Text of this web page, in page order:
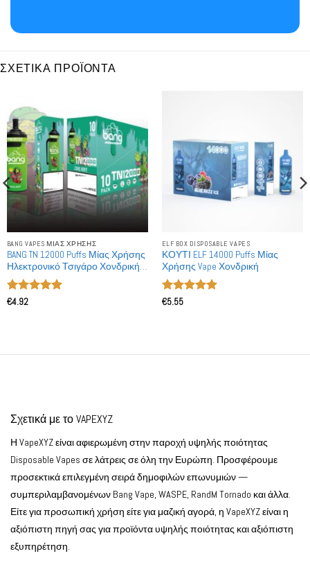
ΣΧΕΤΙΚΆ ΠΡΟΪΌΝΤΑ
BANG VAPES ΜΙΑΣ ΧΡΉΣΗΣ
BANG TN 12000 Puffs Μίας Χρήσης
Ηλεκτρονικό Τσιγάρο Χονδρική
Πώληση
Βαθμολογήθηκε
€4.92
ELF BOX DISPOSABLE VAPES
ΚΟΥΤΙ ELF 14000 Puffs Μίας
Χρήσης Vape Χονδρική
Βαθμολογήθηκε
€5.55
Σχετικά με το VAPEXYZ
Η VapeXYZ είναι αφιερωμένη στην παροχή υψηλής ποιότητας
Disposable Vapes σε λάτρεις σε όλη την Ευρώπη. Προσφέρουμε
προσεκτικά επιλεγμένη σειρά δημοφιλών επωνυμιών —
συμπεριλαμβανομένων Bang Vape, WASPE, RandM Tornado και άλλα.
Είτε για προσωπική χρήση είτε για μαζική αγορά, η VapeXYZ είναι η
αξιόπιστη πηγή σας για προϊόντα υψηλής ποιότητας και αξιόπιστη
εξυπηρέτηση.